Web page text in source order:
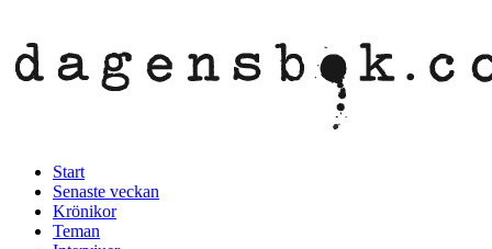
Start
Senaste veckan
Krönikor
Teman